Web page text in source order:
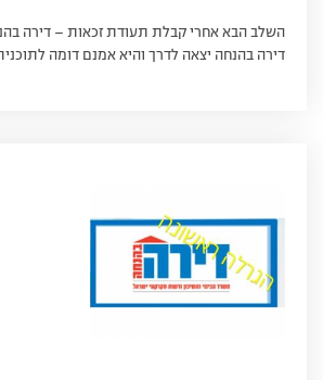
השלב הבא אחרי קבלת תעודת זכאות – דירה
דירה בהנחה יצאה לדרך והיא אמנם דומה